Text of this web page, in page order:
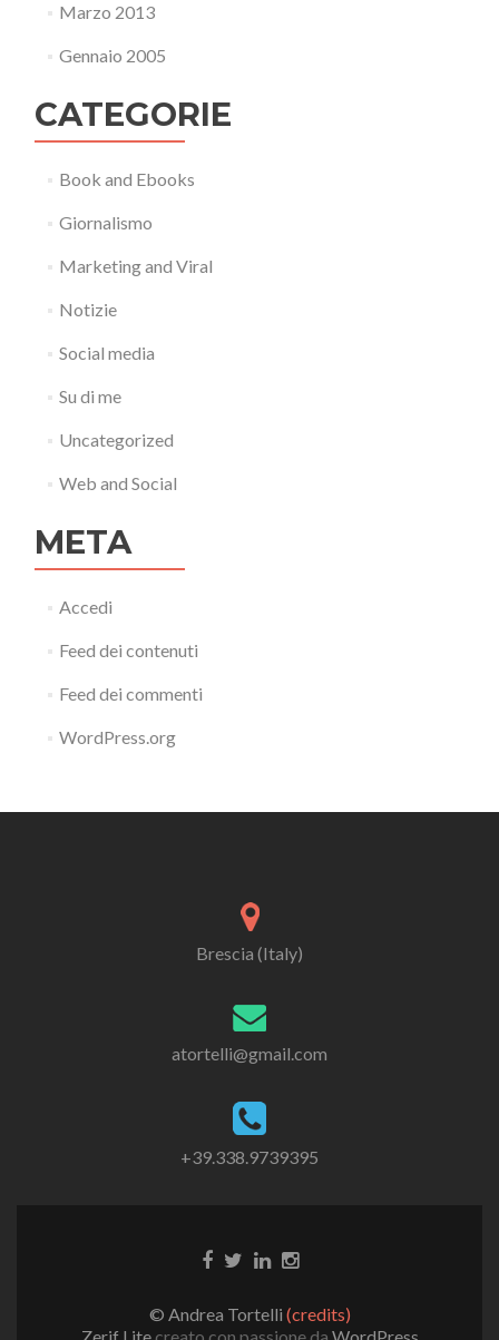
Marzo 2013
Gennaio 2005
CATEGORIE
Book and Ebooks
Giornalismo
Marketing and Viral
Notizie
Social media
Su di me
Uncategorized
Web and Social
META
Accedi
Feed dei contenuti
Feed dei commenti
WordPress.org
Brescia (Italy)
atortelli@gmail.com
+39.338.9739395
© Andrea Tortelli (credits)